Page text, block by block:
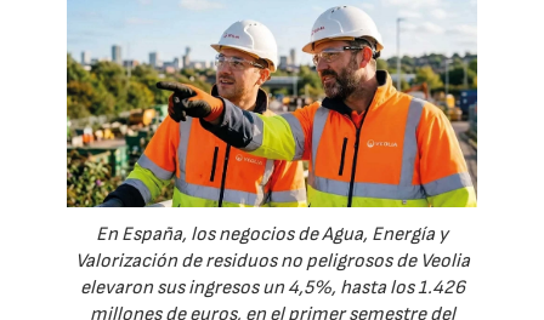
En España, los negocios de Agua, Energía y
Valorización de residuos no peligrosos de Veolia
elevaron sus ingresos un 4,5%, hasta los 1.426
millones de euros, en el primer semestre del